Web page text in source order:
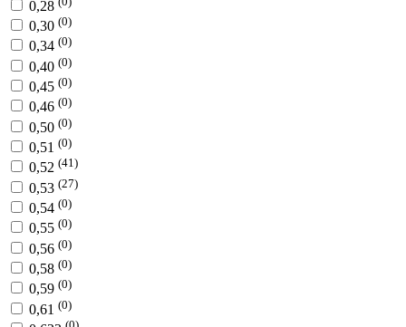
0,28
0,30 (0)
0,34 (0)
0,40 (0)
0,45 (0)
0,46 (0)
0,50 (0)
0,51 (0)
0,52 (41)
0,53 (27)
0,54 (0)
0,55 (0)
0,56 (0)
0,58 (0)
0,59 (0)
0,61 (0)